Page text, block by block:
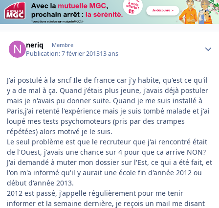
neriq Membre
Publication:7 février 201313 ans
J'ai postulé à la sncf Ile de france car j'y habite, qu'est ce qu'il
y a de mal à ça. Quand j'étais plus jeune, j'avais déjà postuler
mais je n'avais pu donner suite. Quand je me suis installé à
Paris,j'ai retenté l'expérience mais je suis tombé malade et j'ai
loupé mes tests psychomoteurs (pris par des crampes
répétées) alors motivé je le suis.
Le seul problème est que le recruteur que j'ai rencontré était
de l'Ouest, j'avais une chance sur 4 pour que ca arrive NON?
J'ai demandé à muter mon dossier sur l'Est, ce qui a été fait, et
l'on m'a informé qu'il y aurait une école fin d'année 2012 ou
début d'année 2013.
2012 est passé, j'appelle régulièrement pour me tenir
informer et la semaine dernière, je reçois un mail me disant